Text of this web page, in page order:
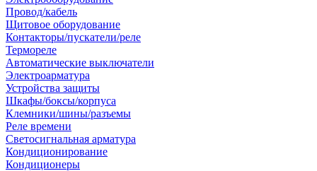
Провод/кабель
Щитовое оборудование
Контакторы/пускатели/реле
Термореле
Автоматические выключатели
Электроарматура
Устройства защиты
Шкафы/боксы/корпуса
Клемники/шины/разъемы
Реле времени
Светосигнальная арматура
Кондиционирование
Кондиционеры